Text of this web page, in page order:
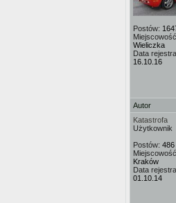
Postów:
Wieliczka
Data
16.10.16
Autor
Katastrofa
Użytkownik
Postów: 486
Kraków
Data
01.10.14